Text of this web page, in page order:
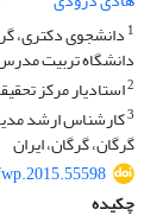
1 دانشجوی ‏دکتری،
دانشگاه تربیت‏
2استادیار مرکز
3کارشناس ‏ارشد
گرگان، گرگان، ایران
چکیده